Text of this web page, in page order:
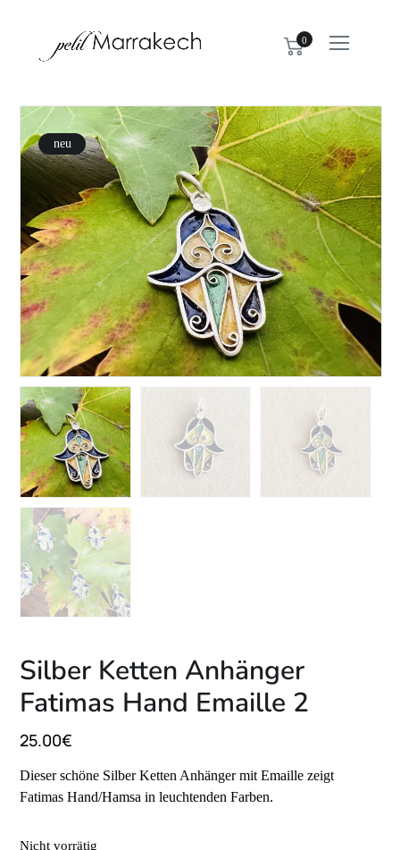
0
neu
Silber Ketten Anhänger
Fatimas Hand Emaille 2
25.00€
Dieser schöne Silber Ketten Anhänger mit Emaille zeigt
Fatimas Hand/Hamsa in leuchtenden Farben.
Nicht vorrätig